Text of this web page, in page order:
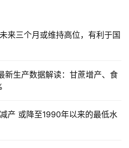
来三个月或维持高位，有利于国
新生产数据解读：甘蔗增产、食
产 或降至1990年以来的最低水